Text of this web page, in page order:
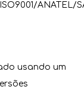
ANATEL/
usando um